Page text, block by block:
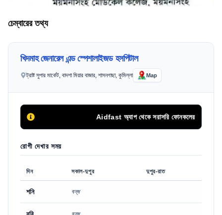
চেম্বারের তথ্য
খিদমাহ জেনারেল এন্ড স্পেশালাইজড হসপিটাল
ট্রাষ্ট সুপার মার্কেট, বাদশা মিয়ার বাজার, শাসনগাছা, কুমিল্লা Map
Aidfast অ্যাপ থেকে সরাসরি ফোনকলের মাধ্যমে অথবা
রোগী দেখার সময়
দিন সকাল-দুপুর দুপুর-রাত
শনি বন্ধ